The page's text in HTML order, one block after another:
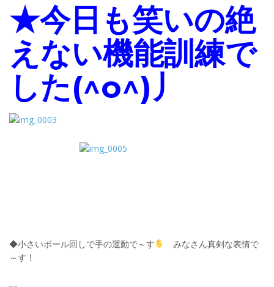
★今日も笑いの絶
えない機能訓練で
した(^o^)丿
◆小さいボール回しで手の運動で～す
みなさん真剣な表情で
～す！